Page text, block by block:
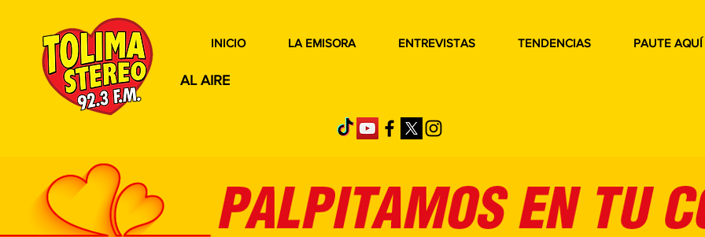
AL AIRE
INICIO LA EMISORA ENTREVISTAS TENDENCIAS PAUTE AQUÍ